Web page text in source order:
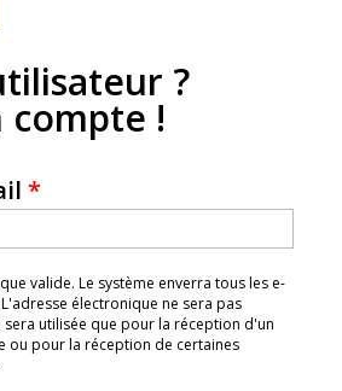
?
compte !
*
valide. Le système enverra tous les e-
électronique ne sera pas
utilisée que pour la réception d'un
ou pour la réception de certaines